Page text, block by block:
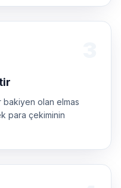
bakiyen olan elmas
para çekiminin